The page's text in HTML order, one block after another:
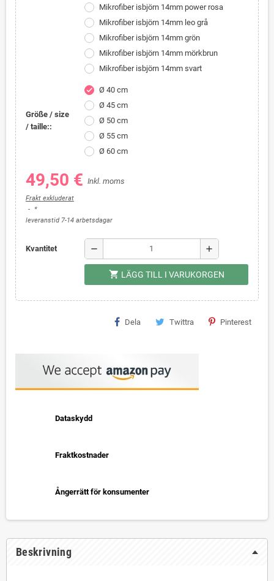
Mikrofiber isbjörn 14mm power rosa
Mikrofiber isbjörn 14mm leo grå
Mikrofiber isbjörn 14mm grön
Mikrofiber isbjörn 14mm mörkbrun
Mikrofiber isbjörn 14mm svart
Größe / size
/ taille::
check
Ø 40 cm
Ø 45 cm
Ø 50 cm
Ø 55 cm
Ø 60 cm
49,50 € Inkl. moms
Frakt exkluderat
*
leveranstid 7-14 arbetsdagar
Kvantitet remove add
shopping_cart LÄGG TILL I VARUKORGEN
Dela Twittra Pinterest
Dataskydd
Fraktkostnader
Ångerrätt för konsumenter
Beskrivning